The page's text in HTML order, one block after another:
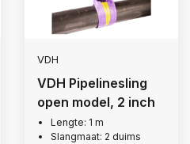
VDH
VDH Pipelinesling
open model, 2 inch
Lengte: 1 m
Slangmaat: 2 duims